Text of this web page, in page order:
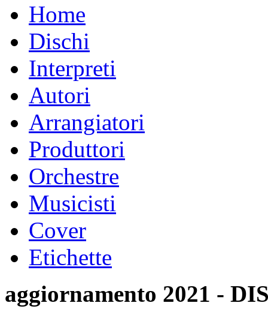
Home
Dischi
Interpreti
Autori
Arrangiatori
Produttori
Orchestre
Musicisti
Cover
Etichette
aggiornamento 2021 -